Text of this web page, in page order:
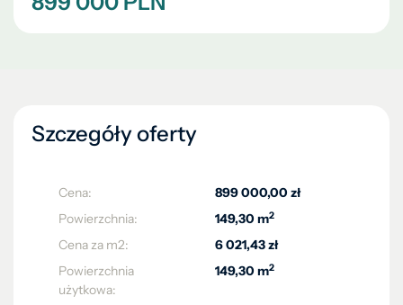
Szczegóły oferty
Cena:
899 000,00 zł
Powierzchnia:
149,30 m2
Cena za m2:
6 021,43 zł
Powierzchnia
użytkowa:
149,30 m2